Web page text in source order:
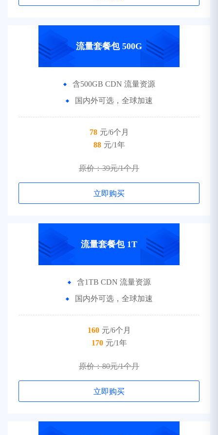
流量套餐包 500G
含500GB CDN 流量资源
国内外可选，全球加速
78 元/6个月
88 元/1年
原价：39元/1个月
立即购买
流量套餐包 1T
含1TB CDN 流量资源
国内外可选，全球加速
160 元/6个月
170 元/1年
原价：80元/1个月
立即购买